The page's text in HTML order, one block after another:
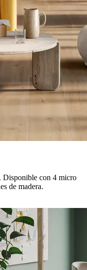
Disponible con 4 micro
de madera.